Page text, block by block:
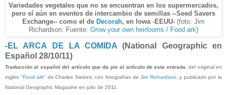
Variedades vegetales que no se encuentran en los supermercados,
pero sí aún en eventos de intercambio de semillas --Seed Savers
Exchange-- como el de Decorah, en Iowa -EEUU- (foto: Jim
Richardson. Fuente: Grow your own heirlooms / Food ark)
-EL ARCA DE LA COMIDA (National Geographic en
Español 28/10/11)
Traducción al español del artículo que da pie al artículo de esta entrada , del original en
inglés "Food ark" de Charles Siebert, con fotografías deJim Richardson , y publicado por la
National Geographic Magazine en julio de 2011.